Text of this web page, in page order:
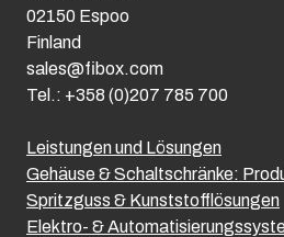
Leistungen und Lösungen
Gehäuse & Schaltschränke:
Spritzguss & Kunststofflösungen
Elektro- &
02150 Espoo
Finland
sales@fibox.com
Tel.: +358 (0)207 785 700